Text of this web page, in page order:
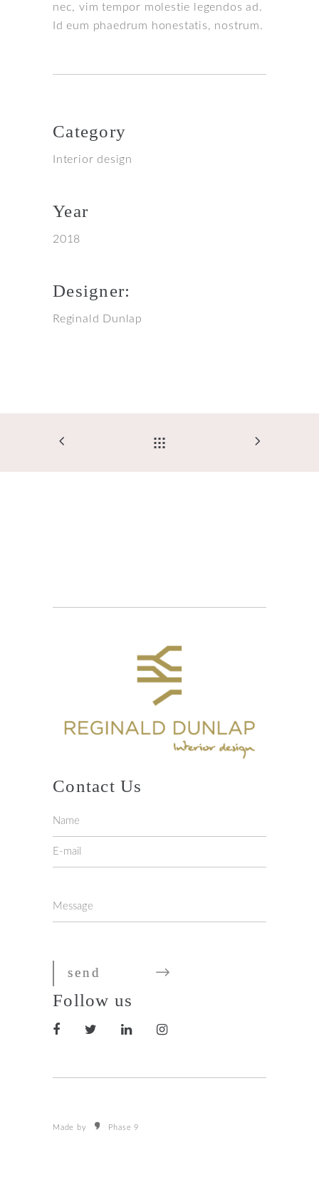
nec, vim tempor molestie legendos ad.
Id eum phaedrum honestatis, nostrum.
Category
Interior design
Year
2018
Designer:
Reginald Dunlap
Contact Us
Follow us
Made by Phase 9